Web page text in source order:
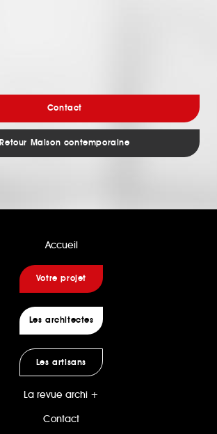
Contact
Retour Maison contemporaine
Accueil
Votre projet
Les architectes
Les artisans
La revue archi +
Contact